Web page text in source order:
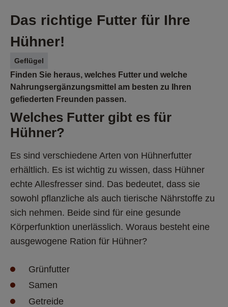
Das richtige Futter für Ihre
Hühner!
Geflügel
Finden Sie heraus, welches Futter und welche
Nahrungsergänzungsmittel am besten zu Ihren
gefiederten Freunden passen.
Welches Futter gibt es für
Hühner?
Es sind verschiedene Arten von Hühnerfutter
erhältlich. Es ist wichtig zu wissen, dass Hühner
echte Allesfresser sind. Das bedeutet, dass sie
sowohl pflanzliche als auch tierische Nährstoffe zu
sich nehmen. Beide sind für eine gesunde
Körperfunktion unerlässlich. Woraus besteht eine
ausgewogene Ration für Hühner?
Grünfutter
Samen
Getreide